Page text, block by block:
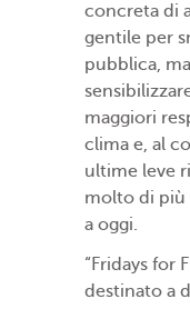
concreta di
gentile per
pubblica,
maggiori
clima e, al
ultime leve
molto di più
a oggi.
“Fridays for
destinato a